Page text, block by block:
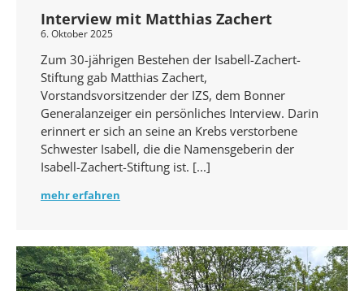
Interview mit Matthias Zachert
6. Oktober 2025
Zum 30-jährigen Bestehen der Isabell-Zachert-
Stiftung gab Matthias Zachert,
Vorstandsvorsitzender der IZS, dem Bonner
Generalanzeiger ein persönliches Interview. Darin
erinnert er sich an seine an Krebs verstorbene
Schwester Isabell, die die Namensgeberin der
Isabell-Zachert-Stiftung ist.
mehr erfahren